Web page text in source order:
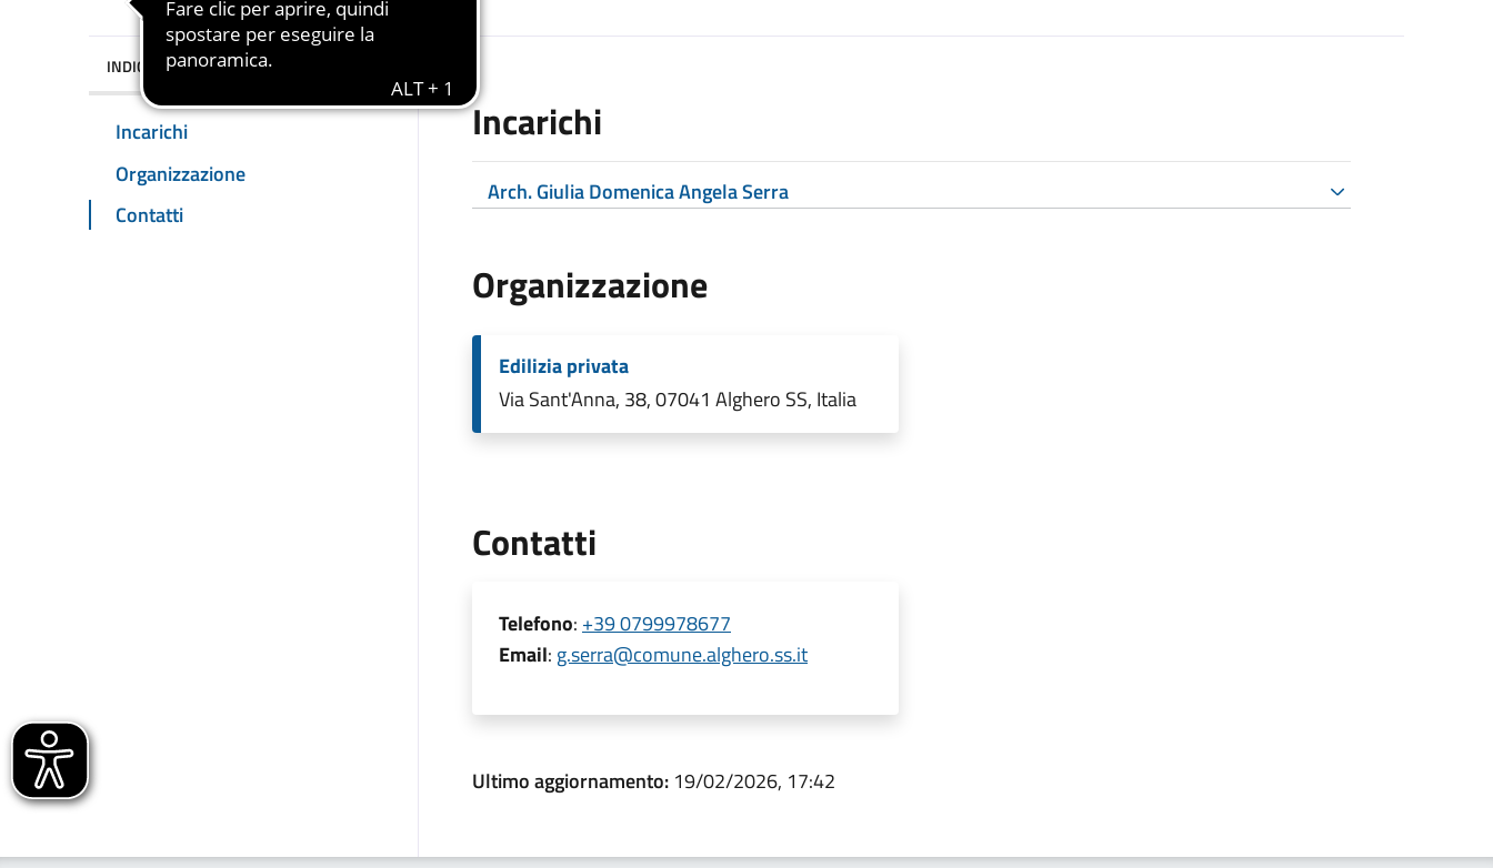
INDICE DELLA PAGINA
Incarichi
Organizzazione
Contatti
Incarichi
Arch. Giulia Domenica Angela Serra
Organizzazione
Edilizia privata
Via Sant'Anna, 38, 07041 Alghero SS, Italia
Contatti
Telefono: +39 0799978677
Email: g.serra@comune.alghero.ss.it
Ultimo aggiornamento: 19/02/2026, 17:42